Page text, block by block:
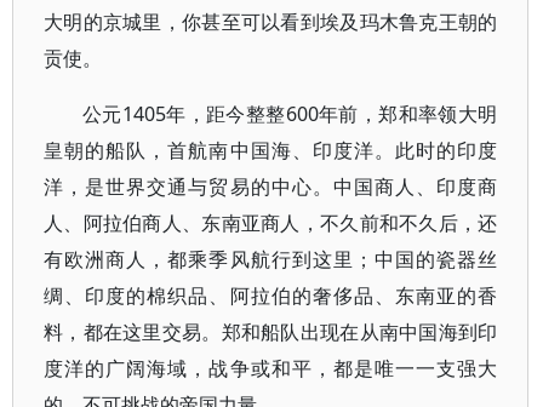
大明的京城里，你甚至可以看到埃及玛木鲁克王朝的
贡使。
公元1405年，距今整整600年前，郑和率领大明
皇朝的船队，首航南中国海、印度洋。此时的印度
洋，是世界交通与贸易的中心。中国商人、印度商
人、阿拉伯商人、东南亚商人，不久前和不久后，还
有欧洲商人，都乘季风航行到这里；中国的瓷器丝
绸、印度的棉织品、阿拉伯的奢侈品、东南亚的香
料，都在这里交易。郑和船队出现在从南中国海到印
度洋的广阔海域，战争或和平，都是唯一一支强大